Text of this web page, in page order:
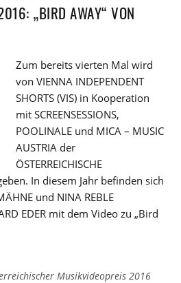
„BIRD AWAY“ VON
Zum bereits vierten Mal wird
von VIENNA INDEPENDENT
SHORTS (VIS) in Kooperation
mit SCREENSESSIONS,
POOLINALE und MICA – MUSIC
AUSTRIA der
ÖSTERREICHISCHE
In diesem Jahr befinden sich
und NINA REBLE
EDER mit dem Video zu „Bird
Musikvideopreis 2016